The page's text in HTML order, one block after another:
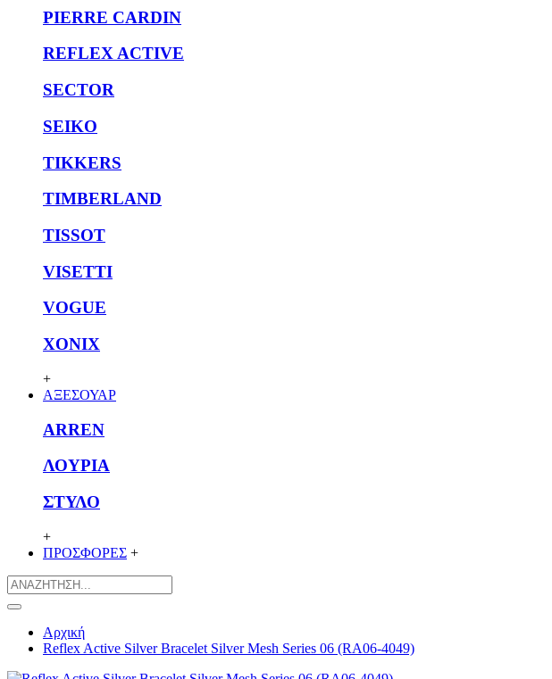
PIERRE CARDIN
REFLEX ACTIVE
SECTOR
SEIKO
TIKKERS
TIMBERLAND
TISSOT
VISETTI
VOGUE
XONIX
+
ΑΞΕΣΟΥΑΡ
ARREN
ΛΟΥΡΙΑ
ΣΤΥΛΟ
+
ΠΡΟΣΦΟΡΕΣ +
Αρχική
Reflex Active Silver Bracelet Silver Mesh Series 06 (RA06-4049)